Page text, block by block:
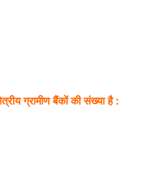
ग्रामीण बैंकों की संख्या है :